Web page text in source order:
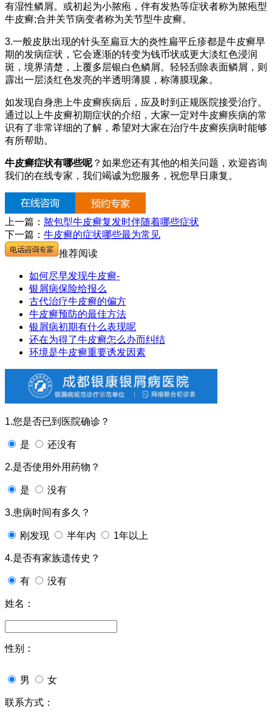
有湿性鳞屑。或初起为小脓疱，伴有发热等症状者称为脓疱型
牛皮癣;合并关节病变者称为关节型牛皮癣。
3.一般皮肤出现的针头至扁豆大的炎性扁平丘疹都是牛皮癣早
期的发病症状，它会逐渐的转变为钱币状或更大淡红色浸润
斑，境界清楚，上覆多层银白色鳞屑。轻轻刮除表面鳞屑，则
霹出一层淡红色发亮的半透明薄膜，称薄膜现象。
如发现自身患上牛皮癣疾病后，应及时到正规医院接受治疗。
通过以上牛皮癣初期症状的介绍，大家一定对牛皮癣疾病的常
识有了非常详细的了解，希望对大家在治疗牛皮癣疾病时能够
有所帮助。
牛皮癣症状有哪些呢？如果您还有其他的相关问题，欢迎咨询
我们的在线专家，我们竭诚为您服务，祝您早日康复。
上一篇： 脓包型牛皮癣复发时伴随着哪些症状
下一篇： 牛皮癣的症状哪些最为常见
推荐阅读
如何尽早发现牛皮癣-
银屑病保险给报么
古代治疗牛皮癣的偏方
牛皮癣预防的最佳方法
银屑病初期有什么表现呢
还在为得了牛皮癣怎么办而纠结
环境是牛皮癣重要诱发因素
1.您是否已到医院确诊？
是 还没有
2.是否使用外用药物？
是 没有
3.患病时间有多久？
刚发现 半年内 1年以上
4.是否有家族遗传史？
有 没有
姓名：
性别：
男 女
联系方式：